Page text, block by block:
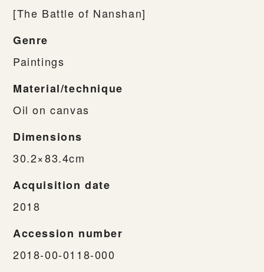
[The Battle of Nanshan]
Genre
Paintings
Material/technique
Oil on canvas
Dimensions
30.2×83.4cm
Acquisition date
2018
Accession number
2018-00-0118-000